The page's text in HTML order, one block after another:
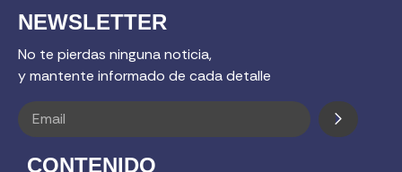
NEWSLETTER
No te pierdas ninguna noticia,
y mantente informado de cada detalle
CONTENIDO